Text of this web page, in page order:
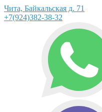
Чита, Байкальская д. 71
+7(924)382-38-32